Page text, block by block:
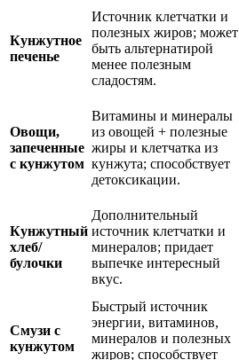
Кунжутное
печенье
Источник клетчатки и
полезных жиров; может
быть альтернатирой
менее полезным
сладостям.
Овощи,
запеченные
с кунжутом
Витамины и минералы
из овощей + полезные
жиры и клетчатка из
кунжута; способствует
детоксикации.
Кунжутный
хлеб/
булочки
Дополнительный
источник клетчатки и
минералов; придает
выпечке интересный
вкус.
Смузи с
кунжутом
Быстрый источник
энергии, витаминов,
минералов и полезных
жиров; способствует